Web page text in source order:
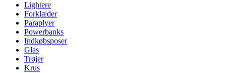
Lightere
Forklæder
Paraplyer
Powerbanks
Indkøbsposer
Glas
Trøjer
Krus